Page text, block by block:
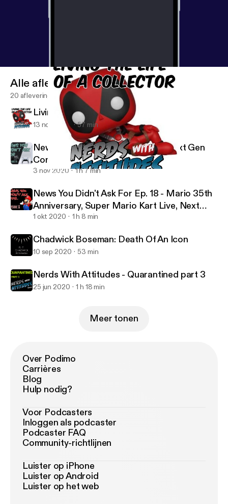
Living the Life of a Collector
Alle afleveringen
20 afleveringen
Living the Life of a Collector
13 nov 2020 57 min
News You Didn't Ask For Ep. 19 - Next Gen
Console Wars.
3 nov 2020 1 h 7 min
News You Didn't Ask For Ep. 18 - Mario 35th
Anniversary, Super Mario Kart Live, Next
Gen systems
1 okt 2020 1 h 8 min
Chadwick Boseman: Death Of An Icon
10 sep 2020 53 min
Nerds With Attitudes - Quarantined part 3
25 jun 2020 1 h 18 min
Meer tonen
Over Podimo
Carrières
Blog
Hulp nodig?
Voor Podcasters
Inloggen als podcaster
Podcaster FAQ
Community-richtlijnen
Luister op iPhone
Luister op Android
Luister op het web